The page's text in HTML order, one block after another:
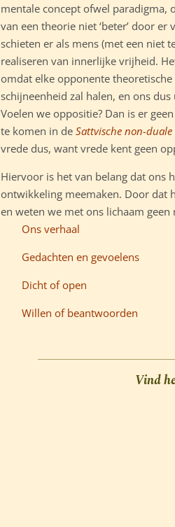
mentale concept ofwel paradigma,
van een theorie niet ‘beter’ door
schieten er als mens (met een niet
realiseren van innerlijke vrijheid.
omdat elke opponente
schijneenheid zal halen, en ons
Voelen we oppositie? Dan is er
te komen in de Sattvische non-
vrede dus, want vrede kent geen
Hiervoor is het van belang dat ons
ontwikkeling meemaken. Door dat
en weten we met ons lichaam
Ons verhaal
Gedachten en gevoelens
Dicht of open
Willen of beantwoorden
Vind